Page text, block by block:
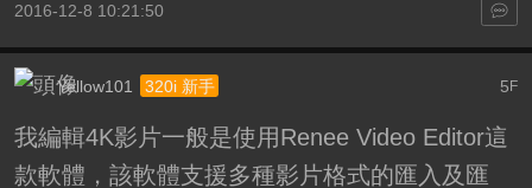
2016-12-8 10:21:50
5F
Yellow101 320i 新手
我編輯4K影片一般是使用Renee Video Editor這
款軟體，該軟體支援多種影片格式的匯入及匯